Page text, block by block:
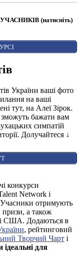
(натисніть)
України ваші фото
на ваші
тут, на Алеї Зірок.
зможуть бажати вам
симпатій
Долучайтеся ↓
конкурси
Network і
Учасники отримують
призи, а також
і США. Додаються в
, рейтинговий
Творчий Чарт і
ідеальні для